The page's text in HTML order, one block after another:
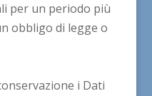
per un periodo più
obbligo di legge o
i Dati